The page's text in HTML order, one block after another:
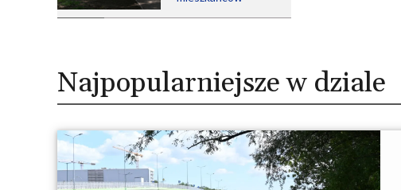
Najpopularniejsze w dziale